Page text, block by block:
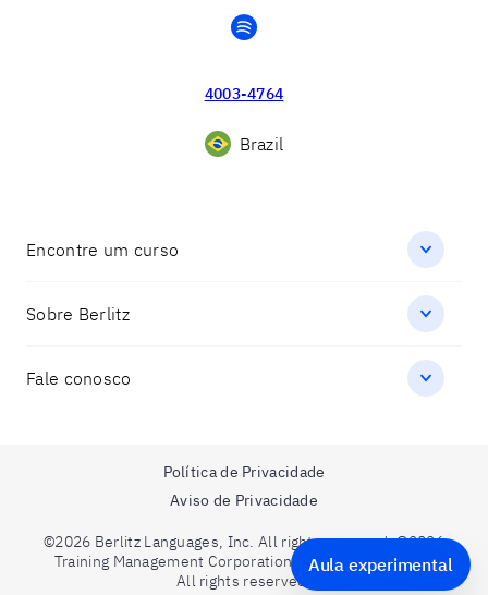
spotify
4003-4764
Brazil
Encontre um curso
Sobre Berlitz
Fale conosco
©2026 Berlitz Languages, Inc. All rights reserved. ©2026
Training Management Corporation. A Berlitz Company.
All rights reserved.
Política de Privacidade
Aviso de Privacidade
Aula experimental